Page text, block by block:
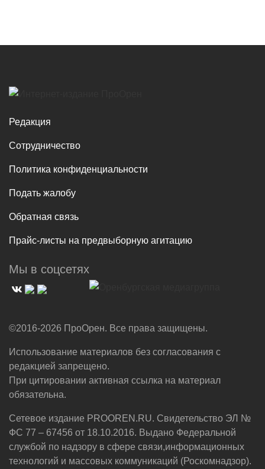
Редакция
Сотрудничество
Политика конфиденциальности
Подать жалобу
Обратная связь
Прайс-листы на предвыборную агитацию
Мы в соцсетях
©2016-2026 ПроОрен. Все права защищены.
Использование материалов без согласования с
редакцией запрещено.
При цитировании активная ссылка на материал
обязательна.
Сетевое издание PROOREN.RU. Свидетельство ЭЛ №
ФС 77 – 67456 от 18.10.2016. Выдано Федеральной
службой по надзору в сфере связи,информационных
технологий и массовых коммуникаций (Роскомнадзор).